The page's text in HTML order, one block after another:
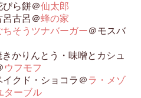
びら餅＠仙太郎
呂古呂＠蜂の家
ちそうツナバーガー＠モスバ
きかりんとう・味噌とカシュ
ウフモフ
イクド・ショコラ＠ラ・メゾ
ーブル